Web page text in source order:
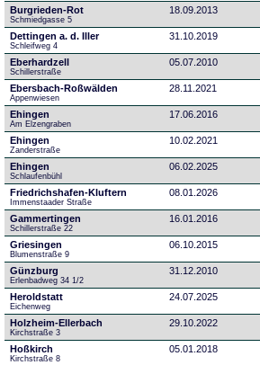
Burgrieden-Rot
Schmiedgasse 5
18.09.2013
Dettingen a. d. Iller
Schleifweg 4
31.10.2019
Eberhardzell
Schillerstraße
05.07.2010
Ebersbach-Roßwälden
Appenwiesen
28.11.2021
Ehingen
Am Elzengraben
17.06.2016
Ehingen
Zanderstraße
10.02.2021
Ehingen
Schlaufenbühl
06.02.2025
Friedrichshafen-Kluftern
Immenstaader Straße
08.01.2026
Gammertingen
Schillerstraße 22
16.01.2016
Griesingen
Blumenstraße 9
06.10.2015
Günzburg
Erlenbadweg 34 1/2
31.12.2010
Heroldstatt
Eichenweg
24.07.2025
Holzheim-Ellerbach
Kirchstraße 3
29.10.2022
Hoßkirch
Kirchstraße 8
05.01.2018